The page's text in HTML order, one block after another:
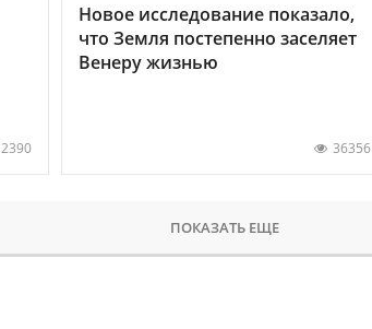
2390
Новое исследование показало,
что Земля постепенно заселяет
Венеру жизнью
36356
ПОКАЗАТЬ ЕЩЕ